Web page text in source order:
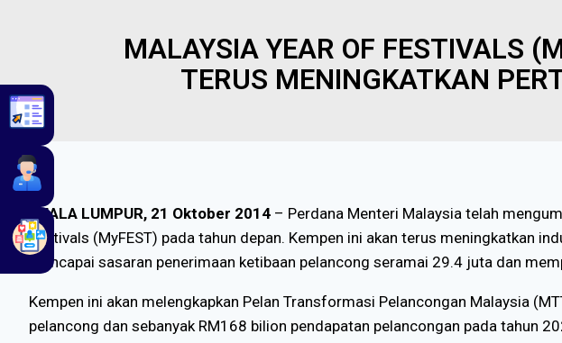
MALAYSIA YEAR OF FESTIVALS
TERUS MENINGKATKAN
KUALA LUMPUR, 21 Oktober 2014 – Perdana Menteri Malaysia telah
Festivals (MyFEST) pada tahun depan. Kempen ini akan terus meningkatkan
mencapai sasaran penerimaan ketibaan pelancong seramai 29.4 juta dan
Kempen ini akan melengkapkan Pelan Transformasi Pelancongan Malaysia
pelancong dan sebanyak RM168 bilion pendapatan pelancongan pada tahun